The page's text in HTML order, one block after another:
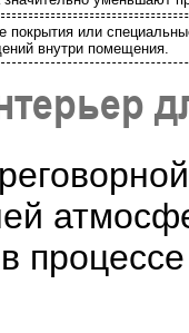
покрытия или
внутри помещения.